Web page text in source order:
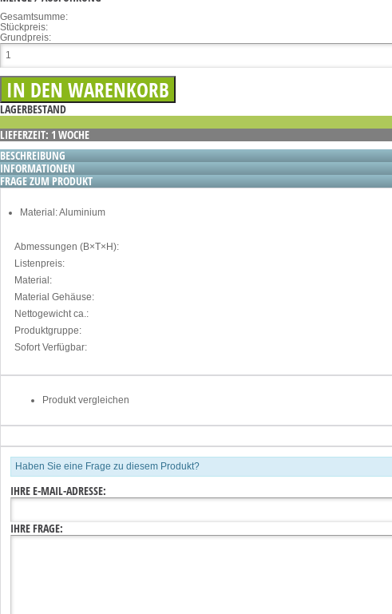
Gesamtsumme:
Stückpreis:
Grundpreis:
LAGERBESTAND
LIEFERZEIT: 1 WOCHE
BESCHREIBUNG
INFORMATIONEN
FRAGE ZUM PRODUKT
Material: Aluminium
Abmessungen (B×T×H):
Listenpreis:
Material:
Material Gehäuse:
Nettogewicht ca.:
Produktgruppe:
Sofort Verfügbar:
Produkt vergleichen
Haben Sie eine Frage zu diesem Produkt?
IHRE E-MAIL-ADRESSE:
IHRE FRAGE: